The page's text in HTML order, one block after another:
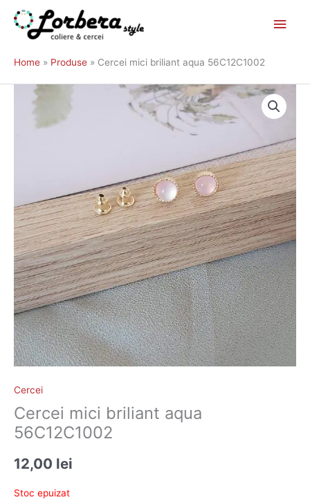
Skip
content
Home Produse Cercei mici briliant aqua 56C12C1002
Cercei
Cercei mici briliant aqua
56C12C1002
12,00 lei
Stoc epuizat